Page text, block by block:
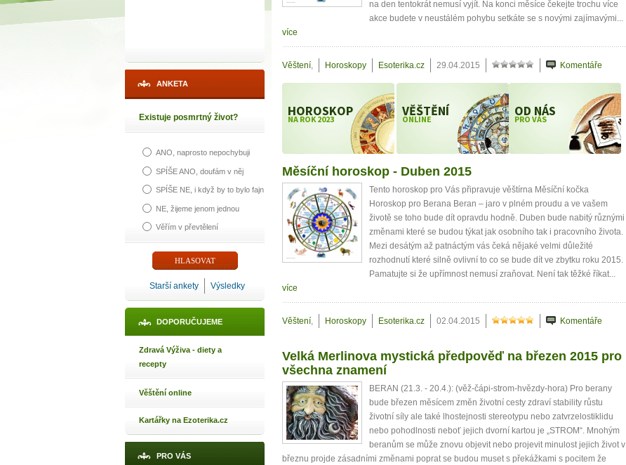
10 tipů pro zdravý a
plnohodnotný život
... všechny tipy zdarma.
Máte pocit, že jste unaveni hned jak ráno vstanete?
Nemusí to tak být - ZJISTĚTE ZDARMA!
Jak mít více energie každý den
Jak vnést do života rovnováhu
ANKETA
Existuje posmrtný život?
ANO, naprosto nepochybuji
SPÍŠE ANO, doufám v něj
SPÍŠE NE, i když by to bylo fajn
NE, žijeme jenom jednou
Věřím v převtělení
Starší ankety Výsledky
DOPORUČUJEME
Zdravá Výživa - diety a
recepty
Věštění online
Kartářky na Ezoterika.cz
PRO VÁS
na den tentokrát nemusí vyjít. Na konci měsíce čekejte trochu více
akce budete v neustálém pohybu setkáte se s novými zajímavými...
více
Věštení, Horoskopy Esoterika.cz 29.04.2015 Komentáře
HOROSKOP
NA ROK 2023
VĚŠTĚNÍ
ONLINE
OD NÁS
PRO VÁS
Měsíční horoskop - Duben 2015
Tento horoskop pro Vás připravuje věštírna Měsíční kočka
Horoskop pro Berana Beran – jaro v plném proudu a ve vašem
životě se toho bude dít opravdu hodně. Duben bude nabitý různými
změnami které se budou týkat jak osobního tak i pracovního života.
Mezi desátým až patnáctým vás čeká nějaké velmi důležité
rozhodnutí které silně ovlivní to co se bude dít ve zbytku roku 2015.
Pamatujte si že upřímnost nemusí zraňovat. Není tak těžké říkat...
více
Věštení, Horoskopy Esoterika.cz 02.04.2015 Komentáře
Velká Merlinova mystická předpověď na březen 2015 pro
všechna znamení
BERAN (21.3. - 20.4.): (věž-čápi-strom-hvězdy-hora) Pro berany
bude březen měsícem změn životní cesty zdraví stability růstu
životní síly ale také lhostejnosti stereotypu nebo zatvrzelostiklidu
nebo pohodlnosti neboť jejich dvorní kartou je „STROM“. Mnohým
beranům se může znovu objevit nebo projevit minulost jejich život v
březnu projde zásadními změnami poprat se budou muset s překážkami s pocitem že